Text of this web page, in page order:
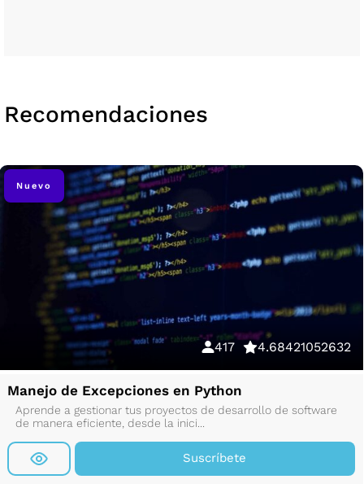
Recomendaciones
Nuevo
417 4.68421052632
Manejo de Excepciones en Python
Aprende a gestionar tus proyectos de desarrollo de software
de manera eficiente, desde la inici...
Suscríbete